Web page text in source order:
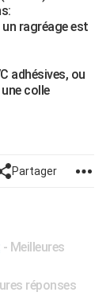
ragréage est
adhésives, ou
colle
Partager
- Meilleures
réponses